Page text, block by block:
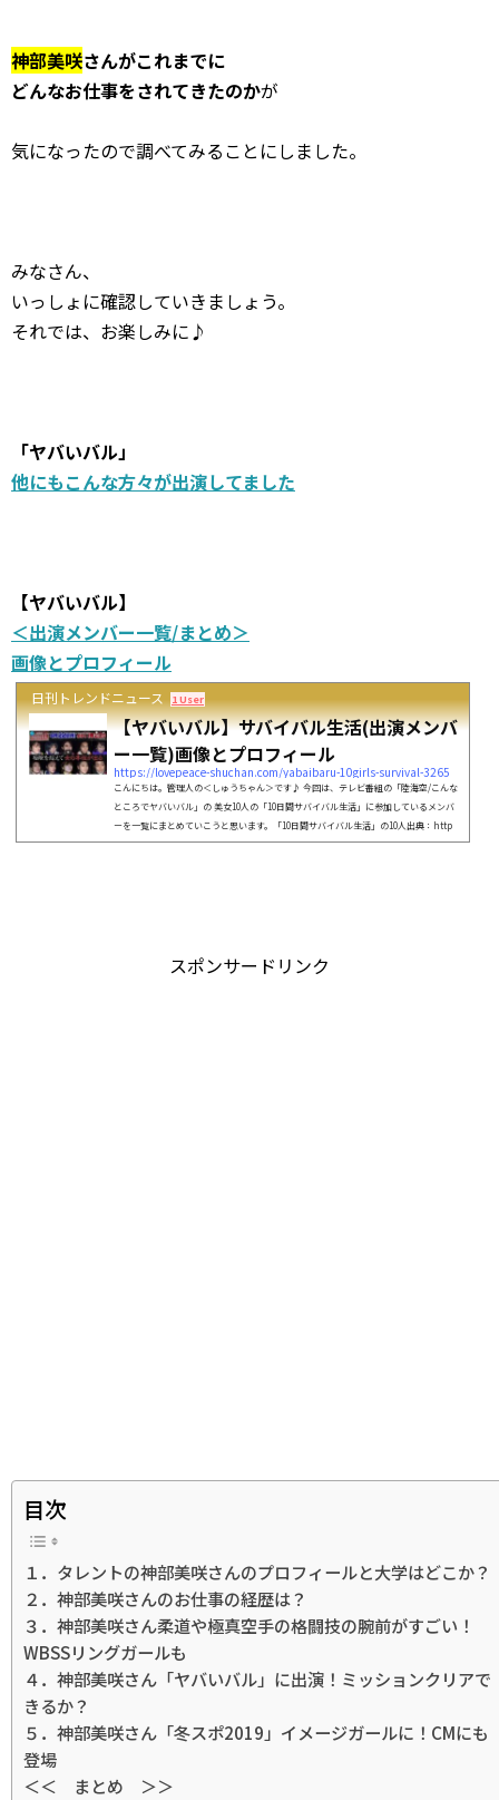
神部美咲さんがこれまでに
どんなお仕事をされてきたのかが
気になったので調べてみることにしました。
みなさん、
いっしょに確認していきましょう。
それでは、お楽しみに♪
「ヤバいバル」
他にもこんな方々が出演してました
【ヤバいバル】
＜出演メンバー一覧/まとめ＞
画像とプロフィール
日刊トレンドニュース 1 User
【ヤバいバル】サバイバル生活(出演メンバ
ー一覧)画像とプロフィール
https://lovepeace-shuchan.com/yabaibaru-10girls-survival-3265
こんにちは。管理人の＜しゅうちゃん＞です♪ 今回は、テレビ番組の「陸海空/こんな
ところでヤバいバル」の 美女10人の「10日間サバイバル生活」に参加しているメンバ
ーを一覧にまとめていこうと思います。「10日間サバイバル生活」の10人出典：http
s://www.tv-asahi.co.jp/今回のメンバーは、厳しい審査に勝ち残った１０人だという
スポンサードリンク
目次
１．タレントの神部美咲さんのプロフィールと大学はどこか？
２．神部美咲さんのお仕事の経歴は？
３．神部美咲さん柔道や極真空手の格闘技の腕前がすごい！
WBSSリングガールも
４．神部美咲さん「ヤバいバル」に出演！ミッションクリアで
きるか？
５．神部美咲さん「冬スポ2019」イメージガールに！CMにも
登場
＜＜ まとめ ＞＞